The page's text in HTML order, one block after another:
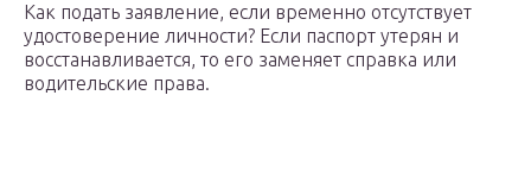
Как подать заявление, если временно отсутствует
удостоверение личности? Если паспорт утерян и
восстанавливается, то его заменяет справка или
водительские права.